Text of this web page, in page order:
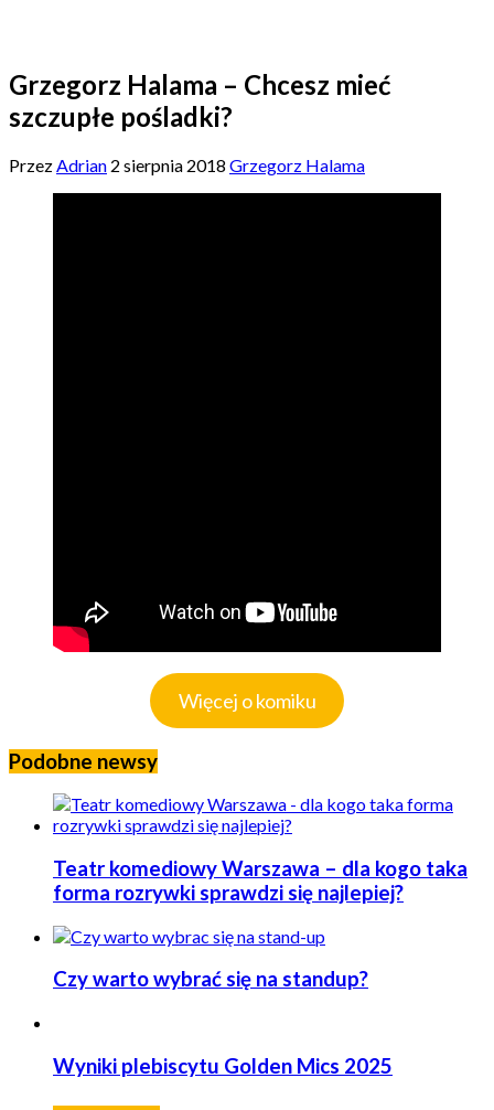
Grzegorz Halama – Chcesz mieć
szczupłe pośladki?
PrzezAdrian 2 sierpnia 2018 Grzegorz Halama
Więcej o komiku
Podobne newsy
Teatr komediowy Warszawa – dla kogo taka
forma rozrywki sprawdzi się najlepiej?
Czy warto wybrać się na standup?
Wyniki plebiscytu Golden Mics 2025